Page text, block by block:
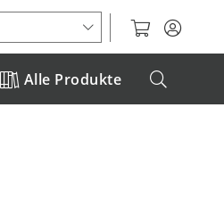
Alle Produkte